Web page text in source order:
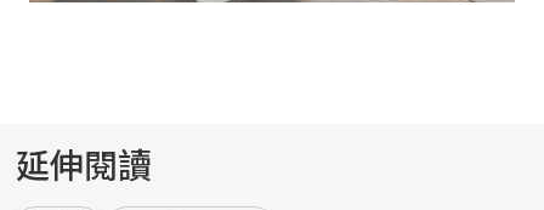
延伸閱讀